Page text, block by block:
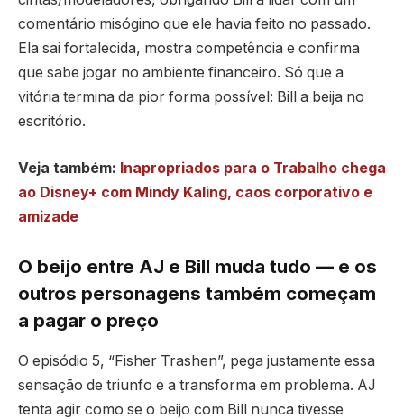
comentário misógino que ele havia feito no passado.
Ela sai fortalecida, mostra competência e confirma
que sabe jogar no ambiente financeiro. Só que a
vitória termina da pior forma possível: Bill a beija no
escritório.
Veja também: Inapropriados para o Trabalho chega
ao Disney+ com Mindy Kaling, caos corporativo e
amizade
O beijo entre AJ e Bill muda tudo — e os
outros personagens também começam
a pagar o preço
O episódio 5, “Fisher Trashen”, pega justamente essa
sensação de triunfo e a transforma em problema. AJ
tenta agir como se o beijo com Bill nunca tivesse